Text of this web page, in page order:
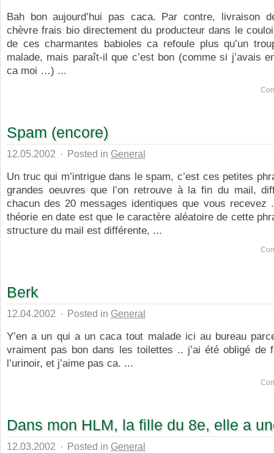
Bah bon aujourd’hui pas caca. Par contre, livraison
chèvre frais bio directement du producteur dans le
de ces charmantes babioles ca refoule plus qu’un
malade, mais paraît-il que c’est bon (comme si j’avais
ca moi …) ...
Spam (encore)
12.05.2002 · Posted in General
Un truc qui m’intrigue dans le spam, c’est ces petites
grandes oeuvres que l’on retrouve à la fin du mail,
chacun des 20 messages identiques que vous recevez
théorie en date est que le caractère aléatoire de cette
structure du mail est différente, ...
Berk
12.04.2002 · Posted in General
Y’en a un qui a un caca tout malade ici au bureau
vraiment pas bon dans les toilettes .. j’ai été obligé de
l’urinoir, et j’aime pas ca. ...
Dans mon HLM, la fille du 8e, elle a
12.03.2002 · Posted in General